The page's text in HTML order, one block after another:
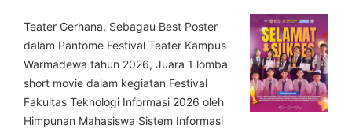
Teater Gerhana, Sebagau Best Poster
dalam Pantome Festival Teater Kampus
Warmadewa tahun 2026, Juara 1 lomba
short movie dalam kegiatan Festival
Fakultas Teknologi Informasi 2026 oleh
Himpunan Mahasiswa Sistem Informasi